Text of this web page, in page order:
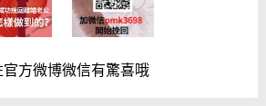
官方微博微信有驚喜哦